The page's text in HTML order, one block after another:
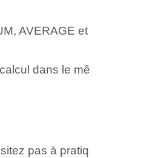
AVERAGE et
calcul dans le mê
pas à pratiq